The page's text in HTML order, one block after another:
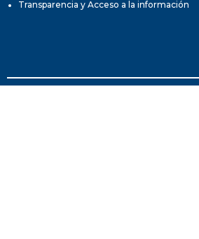
Transparencia y Acceso a la información